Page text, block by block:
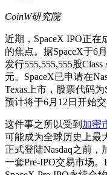
CoinW研究院
近期，SpaceX IPO正
的焦点。据SpaceX于6
发行555,555,555股
元。SpaceX已申请在
Texas上市，股票代码
预计将于6月12日开始交
这件事之所以受到 加密
可能成为全球历史上最
正式登陆Nasdaq之前，
一套Pre-IPO交易市场